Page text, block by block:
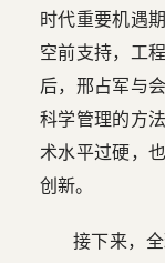
时代重要机遇
空前支持，工
后，邢占军与
科学管理的方
术水平过硬，
创新。
接下来，